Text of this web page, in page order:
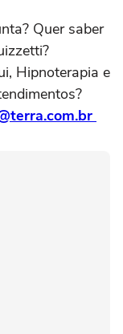
Quer saber
Hipnoterapia e